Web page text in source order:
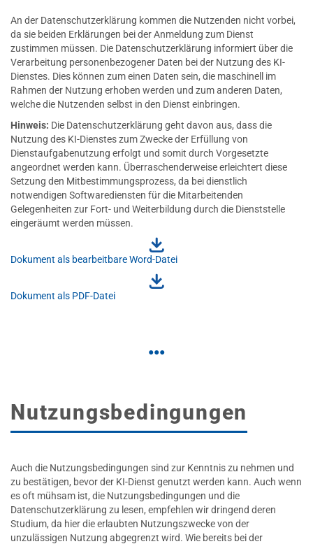
An der Datenschutzerklärung kommen die Nutzenden nicht vorbei,
da sie beiden Erklärungen bei der Anmeldung zum Dienst
zustimmen müssen. Die Datenschutzerklärung informiert über die
Verarbeitung personenbezogener Daten bei der Nutzung des KI-
Dienstes. Dies können zum einen Daten sein, die maschinell im
Rahmen der Nutzung erhoben werden und zum anderen Daten,
welche die Nutzenden selbst in den Dienst einbringen.
Hinweis: Die Datenschutzerklärung geht davon aus, dass die
Nutzung des KI-Dienstes zum Zwecke der Erfüllung von
Dienstaufgabenutzung erfolgt und somit durch Vorgesetzte
angeordnet werden kann. Überraschenderweise erleichtert diese
Setzung den Mitbestimmungsprozess, da bei dienstlich
notwendigen Softwarediensten für die Mitarbeitenden
Gelegenheiten zur Fort- und Weiterbildung durch die Dienststelle
eingeräumt werden müssen.
Dokument als bearbeitbare Word-Datei
Dokument als PDF-Datei
Nutzungsbedingungen
Auch die Nutzungsbedingungen sind zur Kenntnis zu nehmen und
zu bestätigen, bevor der KI-Dienst genutzt werden kann. Auch wenn
es oft mühsam ist, die Nutzungsbedingungen und die
Datenschutzerklärung zu lesen, empfehlen wir dringend deren
Studium, da hier die erlaubten Nutzungszwecke von der
unzulässigen Nutzung abgegrenzt wird. Wie bereits bei der